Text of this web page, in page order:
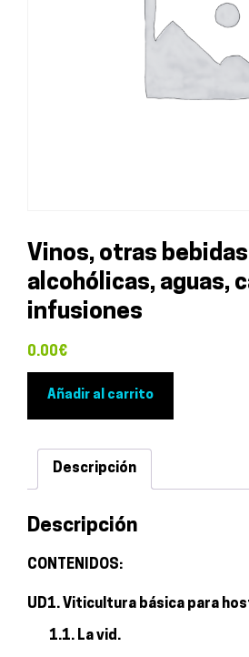
Vinos, otras bebidas
alcohólicas, aguas,
infusiones
0.00€
e
infusiones
Añadir al carrito
Descripción
Descripción
CONTENIDOS:
UD1. Viticultura básica para
1.1. La vid.